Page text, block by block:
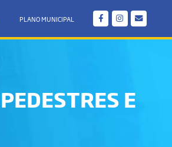
PLANO MUNICIPAL
E